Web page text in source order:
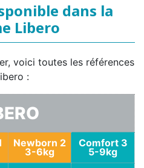
dans la
Libero
voici toutes les références
:
Newborn 2
3-6kg
Comfort 3
5-9kg